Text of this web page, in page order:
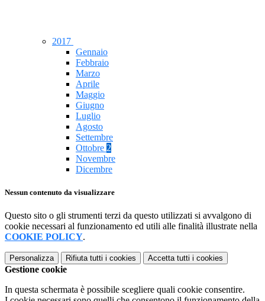
2017
Gennaio
Febbraio
Marzo
Aprile
Maggio
Giugno
Luglio
Agosto
Settembre
Ottobre 2
Novembre
Dicembre
Nessun contenuto da visualizzare
Questo sito o gli strumenti terzi da questo utilizzati si avvalgono di
cookie necessari al funzionamento ed utili alle finalità illustrate nella
COOKIE POLICY.
Personalizza Rifiuta tutti i cookies Accetta tutti i cookies
Gestione cookie
In questa schermata è possibile scegliere quali cookie consentire.